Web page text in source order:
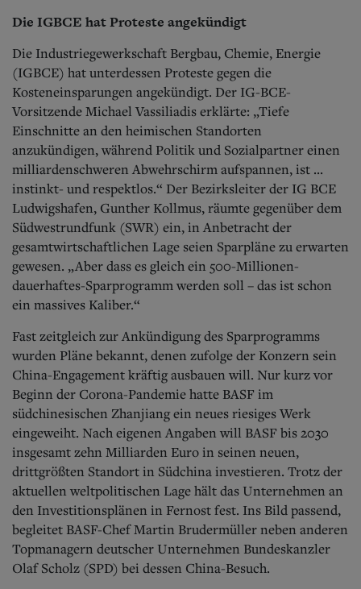
Die IGBCE hat Proteste angekündigt
Die Industriegewerkschaft Bergbau, Chemie, Energie
(IGBCE) hat unterdessen Proteste gegen die
Kosteneinsparungen angekündigt. Der IG-BCE-
Vorsitzende Michael Vassiliadis erklärte: „Tiefe
Einschnitte an den heimischen Standorten
anzukündigen, während Politik und Sozialpartner einen
milliardenschweren Abwehrschirm aufspannen, ist ...
instinkt- und respektlos.“ Der Bezirksleiter der IG BCE
Ludwigshafen, Gunther Kollmus, räumte gegenüber dem
Südwestrundfunk (SWR) ein, in Anbetracht der
gesamtwirtschaftlichen Lage seien Sparpläne zu erwarten
gewesen. „Aber dass es gleich ein 500-Millionen-
dauerhaftes-Sparprogramm werden soll – das ist schon
ein massives Kaliber.“
Fast zeitgleich zur Ankündigung des Sparprogramms
wurden Pläne bekannt, denen zufolge der Konzern sein
China-Engagement kräftig ausbauen will. Nur kurz vor
Beginn der Corona-Pandemie hatte BASF im
südchinesischen Zhanjiang ein neues riesiges Werk
eingeweiht. Nach eigenen Angaben will BASF bis 2030
insgesamt zehn Milliarden Euro in seinen neuen,
drittgrößten Standort in Südchina investieren. Trotz der
aktuellen weltpolitischen Lage hält das Unternehmen an
den Investitionsplänen in Fernost fest. Ins Bild passend,
begleitet BASF-Chef Martin Brudermüller neben anderen
Topmanagern deutscher Unternehmen Bundeskanzler
Olaf Scholz (SPD) bei dessen China-Besuch.